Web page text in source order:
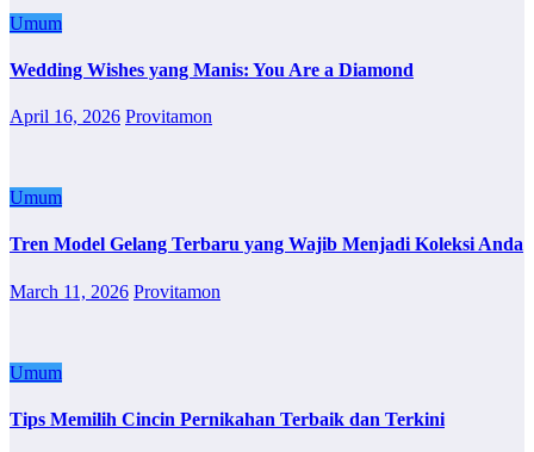
Umum
Wedding Wishes yang Manis: You Are a Diamond
April 16, 2026 Provitamon
Umum
Tren Model Gelang Terbaru yang Wajib Menjadi Koleksi Anda
March 11, 2026 Provitamon
Umum
Tips Memilih Cincin Pernikahan Terbaik dan Terkini